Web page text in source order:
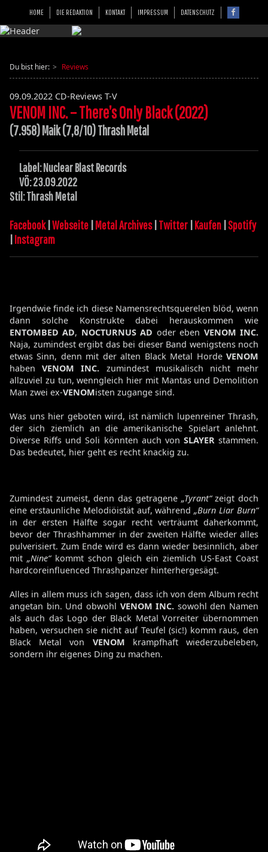
HOME DIE REDAKTION KONTAKT IMPRESSUM DATENSCHUTZ
Du bist hier: Reviews
09.09.2022 CD-Reviews T-V
VENOM INC. – There’s Only Black (2022)
(7.958) Maik (7,8/10) Thrash Metal
Label: Nuclear Blast Records
VÖ: 23.09.2022
Stil: Thrash Metal
Facebook|Webseite | Metal Archives| Twitter | Kaufen |Spotify
| Instagram
Irgendwie finde ich diese Namensrechtsquerelen blöd, wenn
dann solche Konstrukte dabei herauskommen wie
ENTOMBED AD, NOCTURNUS AD oder eben VENOM INC.
Naja, zumindest ergibt das bei dieser Band wenigstens noch
etwas Sinn, denn mit der alten Black Metal Horde VENOM
habenVENOM INC. zumindest musikalisch nicht mehr
allzuviel zu tun, wenngleich hier mit Mantas und Demolition
Man zwei ex-VENOMisten zugange sind.
Was uns hier geboten wird, ist nämlich lupenreiner Thrash,
der sich ziemlich an die amerikanische Spielart anlehnt.
Diverse Riffs und Soli könnten auch von SLAYERstammen.
Das bedeutet, hier geht es recht knackig zu.
Zumindest zumeist, denn das getragene „Tyrant“zeigt doch
eine erstaunliche Melodiöistät auf, während„Burn Liar Burn“
in der ersten Hälfte sogar recht verträumt daherkommt,
bevor der Thrashhammer in der zweiten Hälfte wieder alles
pulverisiert. Zum Ende wird es dann wieder besinnlich, aber
mit„Nine“kommt schon gleich ein ziemlich US-East Coast
hardcoreinfluenced Thrashpanzer hinterhergesägt.
Alles in allem muss ich sagen, dass ich von dem Album recht
angetan bin. Und obwohl VENOM INC. sowohl den Namen
als auch das Logo der Black Metal Vorreiter übernommen
haben, versuchen sie nicht auf Teufel (sic!) komm raus, den
Black Metal von VENOM krampfhaft wiederzubeleben,
sondern ihr eigenes Ding zu machen.